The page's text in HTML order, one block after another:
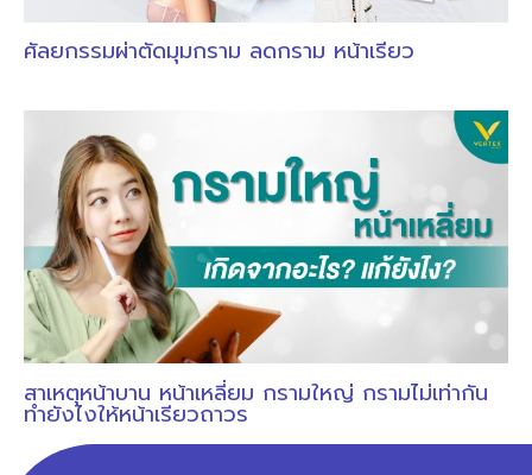
ศัลยกรรมผ่าตัดมุมกราม ลดกราม หน้าเรียว
สาเหตุหน้าบาน หน้าเหลี่ยม กรามใหญ่ กรามไม่เท่ากัน
ทำยังไงให้หน้าเรียวถาวร